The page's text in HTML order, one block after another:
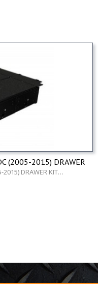
(2005-2015) DRAWER
2015) DRAWER KIT…